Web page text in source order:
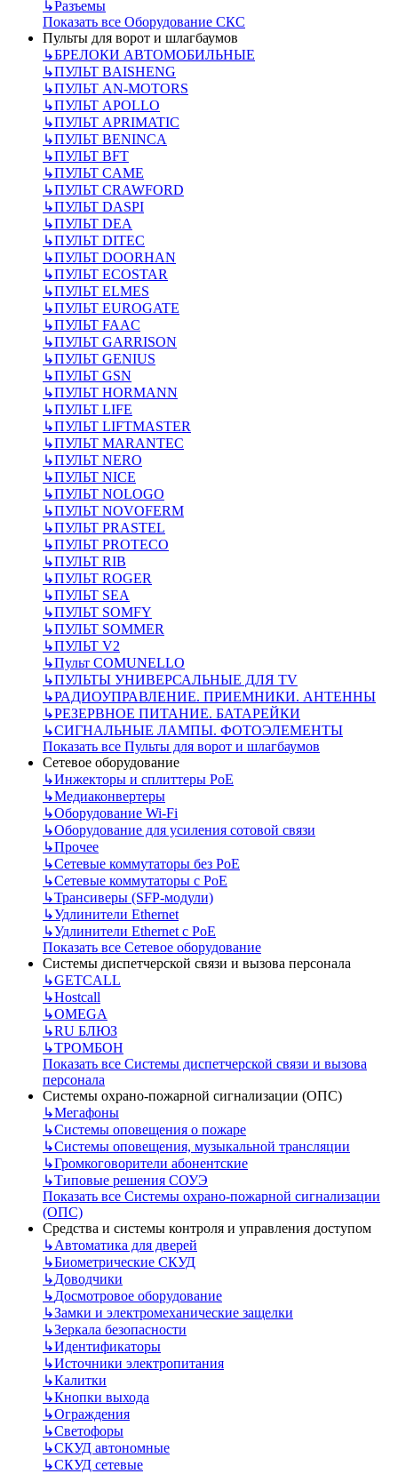
↳Разъемы
Показать все Оборудование СКС
Пульты для ворот и шлагбаумов
↳БРЕЛОКИ АВТОМОБИЛЬНЫЕ
↳ПУЛЬТ BAISHENG
↳ПУЛЬТ AN-MOTORS
↳ПУЛЬТ APOLLO
↳ПУЛЬТ APRIMATIC
↳ПУЛЬТ BENINCA
↳ПУЛЬТ BFT
↳ПУЛЬТ CAME
↳ПУЛЬТ CRAWFORD
↳ПУЛЬТ DASPI
↳ПУЛЬТ DEA
↳ПУЛЬТ DITEC
↳ПУЛЬТ DOORHAN
↳ПУЛЬТ ECOSTAR
↳ПУЛЬТ ELMES
↳ПУЛЬТ EUROGATE
↳ПУЛЬТ FAAC
↳ПУЛЬТ GARRISON
↳ПУЛЬТ GENIUS
↳ПУЛЬТ GSN
↳ПУЛЬТ HORMANN
↳ПУЛЬТ LIFE
↳ПУЛЬТ LIFTMASTER
↳ПУЛЬТ MARANTEC
↳ПУЛЬТ NERO
↳ПУЛЬТ NICE
↳ПУЛЬТ NOLOGO
↳ПУЛЬТ NOVOFERM
↳ПУЛЬТ PRASTEL
↳ПУЛЬТ PROTECO
↳ПУЛЬТ RIB
↳ПУЛЬТ ROGER
↳ПУЛЬТ SEA
↳ПУЛЬТ SOMFY
↳ПУЛЬТ SOMMER
↳ПУЛЬТ V2
↳Пульт СOMUNELLO
↳ПУЛЬТЫ УНИВЕРСАЛЬНЫЕ ДЛЯ TV
↳РАДИОУПРАВЛЕНИЕ. ПРИЕМНИКИ. АНТЕННЫ
↳РЕЗЕРВНОЕ ПИТАНИЕ. БАТАРЕЙКИ
↳СИГНАЛЬНЫЕ ЛАМПЫ. ФОТОЭЛЕМЕНТЫ
Показать все Пульты для ворот и шлагбаумов
Сетевое оборудование
↳Инжекторы и сплиттеры РоЕ
↳Медиаконвертеры
↳Оборудование Wi-Fi
↳Оборудование для усиления сотовой связи
↳Прочее
↳Сетевые коммутаторы без РоЕ
↳Сетевые коммутаторы с РоЕ
↳Трансиверы (SFP-модули)
↳Удлинители Ethernet
↳Удлинители Ethernet с PoE
Показать все Сетевое оборудование
Системы диспетчерской связи и вызова персонала
↳GETCALL
↳Hostcall
↳OMEGA
↳RU БЛЮЗ
↳ТРОМБОН
Показать все Системы диспетчерской связи и вызова
персонала
Системы охрано-пожарной сигнализации (ОПС)
↳Мегафоны
↳Системы оповещения о пожаре
↳Системы оповещения, музыкальной трансляции
↳Громкоговорители абонентские
↳Типовые решения СОУЭ
Показать все Системы охрано-пожарной сигнализации
(ОПС)
Средства и системы контроля и управления доступом
↳Автоматика для дверей
↳Биометрические СКУД
↳Доводчики
↳Досмотровое оборудование
↳Замки и электромеханические защелки
↳Зеркала безопасности
↳Идентификаторы
↳Источники электропитания
↳Калитки
↳Кнопки выхода
↳Ограждения
↳Светофоры
↳СКУД автономные
↳СКУД сетевые